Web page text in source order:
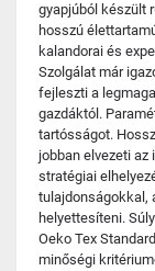
gyapjúból készült
hosszú
kalandorai és
Szolgálat már
fejleszti a
gazdáktól.
tartósságot.
jobban elvezeti
stratégiai
tulajdonságokkal,
helyettesíteni.
Oeko Tex
minőségi